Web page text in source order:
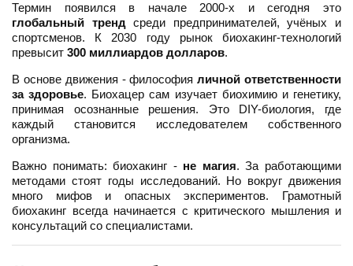
Термин появился в начале 2000-х и сегодня это
глобальный трендсреди предпринимателей, учёных и
спортсменов. К 2030 году рынок биохакинг-технологий
превысит 300 миллиардов долларов.
В основе движения - философияличной ответственности
за здоровье. Биохацер сам изучает биохимию и генетику,
принимая осознанные решения. Это DIY-биология, где
каждый становится исследователем собственного
организма.
Важно понимать: биохакинг - не магия. За работающими
методами стоят годы исследований. Но вокруг движения
много мифов и опасных экспериментов. Грамотный
биохакинг всегда начинается с критического мышления и
консультаций со специалистами.